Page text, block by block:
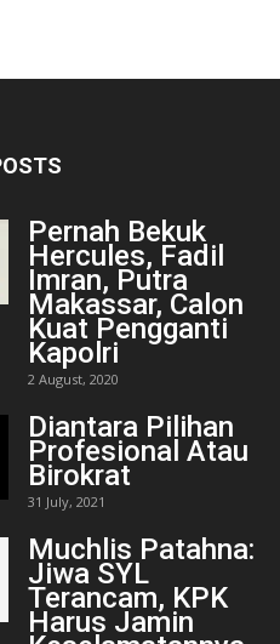
Pernah Bekuk
Hercules, Fadil
Imran, Putra
Makassar, Calon
Kuat Pengganti
Kapolri
2 August, 2020
Diantara Pilihan
Profesional Atau
Birokrat
31 July, 2021
Muchlis Patahna:
Jiwa SYL
Terancam, KPK
Harus Jamin